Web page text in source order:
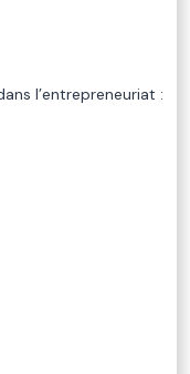
l’entrepreneuriat :